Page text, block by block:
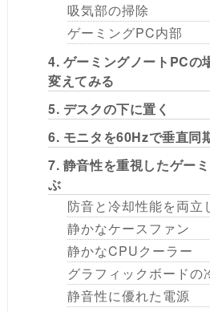
吸気部の掃除
ゲーミングPC内部
4. ゲーミングノートPCの
変えてみる
5. デスクの下に置く
6. モニタを60Hzで垂直同
7. 静音性を重視したゲー
ぶ
防音と冷却性能を両立
静かなケースファン
静かなCPUクーラー
グラフィックボードの
静音性に優れた電源